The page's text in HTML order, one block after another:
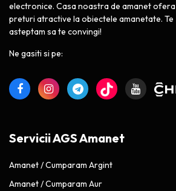
electronice. Casa noastra de amanet
preturi atractive la obiectele amanetate. Te
asteptam sa te convingi!
Ne gasiti si pe:
Servicii AGS Amanet
Amanet / Cumparam Argint
Amanet / Cumparam Aur